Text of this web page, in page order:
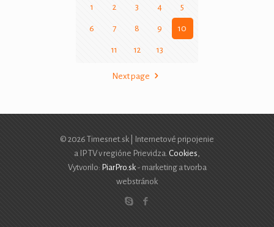
1 2 3 4 5
6 7 8 9 10
11 12 13
Next page
© 2026 Timesnet.sk | Internetové pripojenie
a IP TV v regióne Prievidza. Cookies
Vytvorilo: PiarPro.sk- marketing a tvorba
webstránok